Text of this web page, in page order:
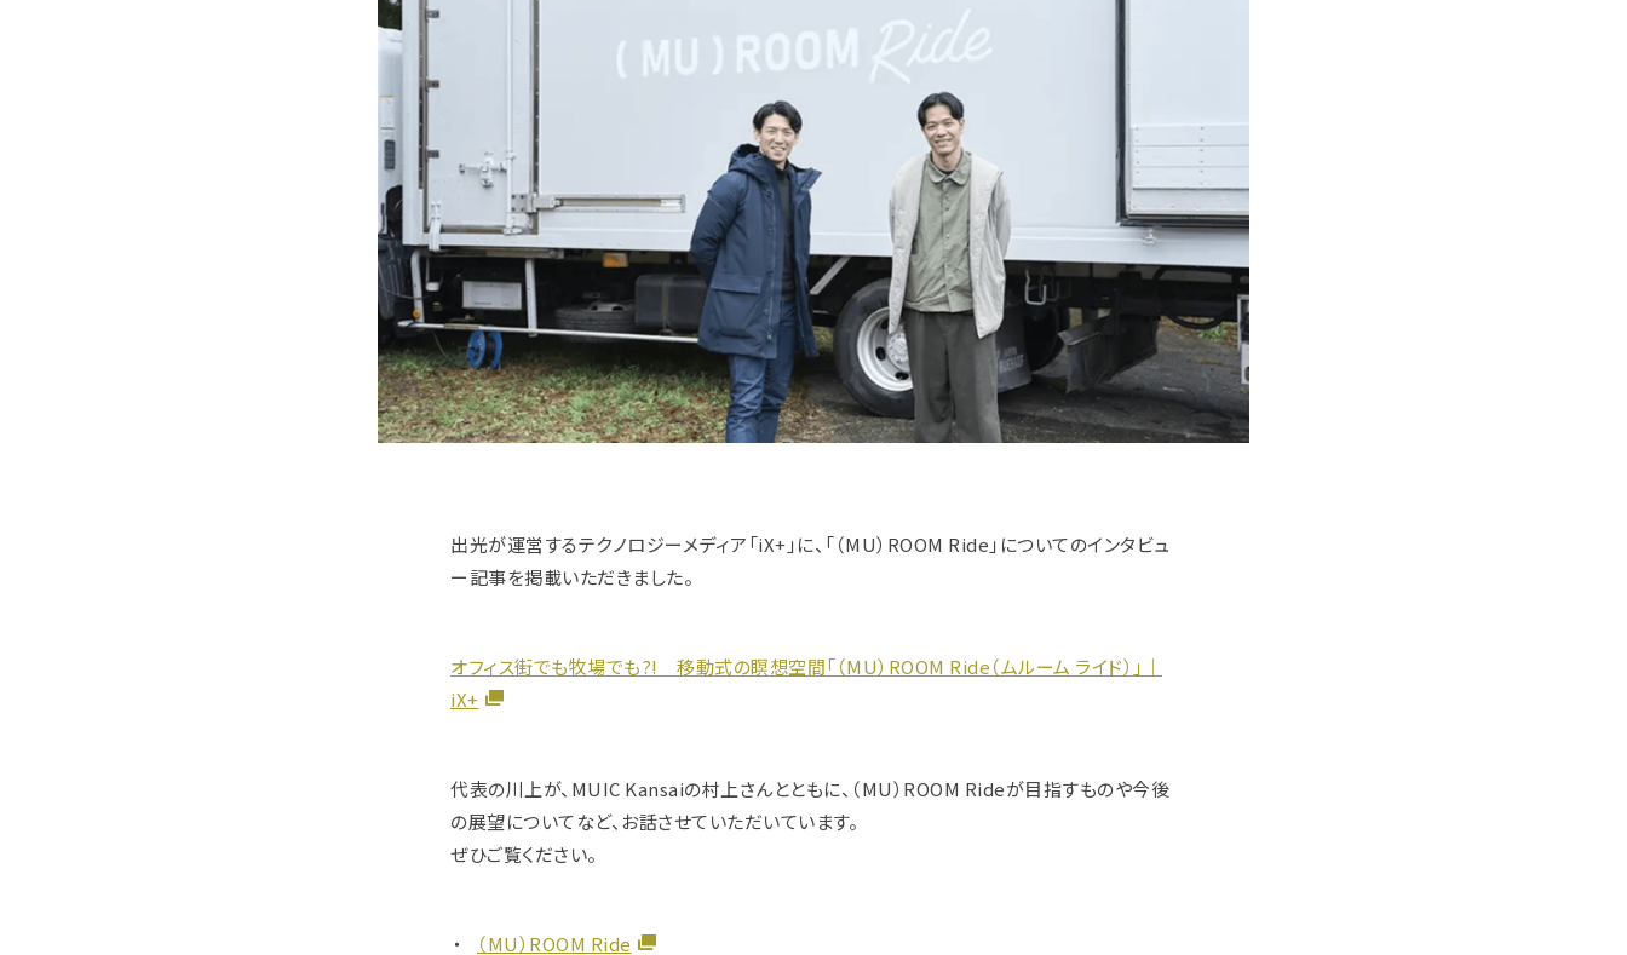
出光が運営するテクノロジーメディア「iX+」に、「（MU）ROOM Ride」についてのインタビュ
ー記事を掲載いただきました。
オフィス街でも牧場でも?! 移動式の瞑想空間「（MU）ROOM Ride（ムルーム ライド）」｜
iX+
代表の川上が、MUIC Kansaiの村上さんとともに、（MU）ROOM Rideが目指すものや今後
の展望についてなど、お話させていただいています。
ぜひご覧ください。
（MU）ROOM Ride